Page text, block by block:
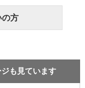
の方
も見ています